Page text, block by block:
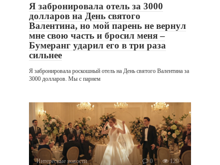
Я забронировала отель за 3000
долларов на День святого
Валентина, но мой парень не вернул
мне свою часть и бросил меня –
Бумеранг ударил его в три раза
сильнее
Я забронировала роскошный отель на День святого Валентина за
3000 долларов. Мы с парнем
Интересные новости 0 129